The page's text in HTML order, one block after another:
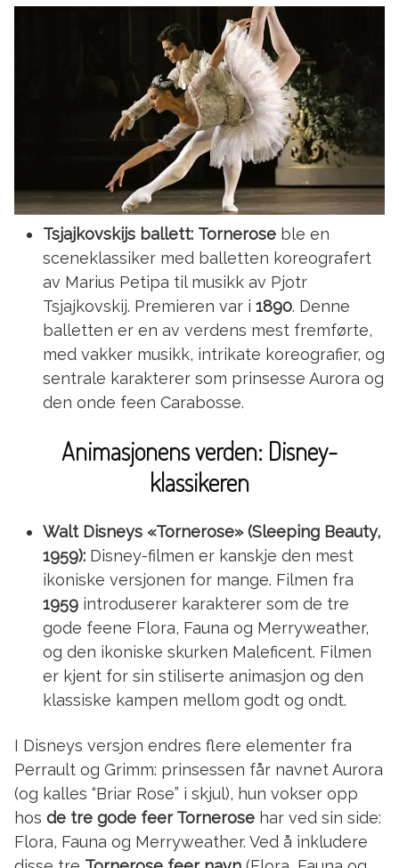
Tsjajkovskijs ballett: Tornerose ble en
sceneklassiker med balletten koreografert
av Marius Petipa til musikk av Pjotr
Tsjajkovskij. Premieren var i 1890. Denne
balletten er en av verdens mest fremførte,
med vakker musikk, intrikate koreografier, og
sentrale karakterer som prinsesse Aurora og
den onde feen Carabosse.
Animasjonens verden: Disney-
klassikeren
Walt Disneys «Tornerose» (Sleeping Beauty,
1959): Disney-filmen er kanskje den mest
ikoniske versjonen for mange. Filmen fra
1959 introduserer karakterer som de tre
gode feene Flora, Fauna og Merryweather,
og den ikoniske skurken Maleficent. Filmen
er kjent for sin stiliserte animasjon og den
klassiske kampen mellom godt og ondt.
I Disneys versjon endres flere elementer fra
Perrault og Grimm: prinsessen får navnet Aurora
(og kalles “Briar Rose” i skjul), hun vokser opp
hos de tre gode feer Tornerose har ved sin side:
Flora, Fauna og Merryweather. Ved å inkludere